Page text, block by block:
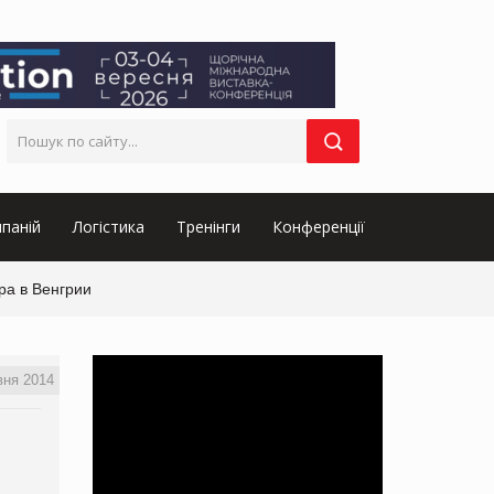
Логістика Тренінги Конференції
в Венгрии
2014